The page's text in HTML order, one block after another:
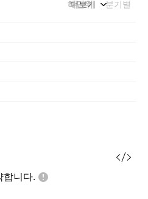
해단위 분기별
더보기
합니다.